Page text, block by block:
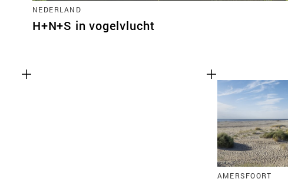
NEDERLAND
H+N+S in vogelvlucht
AMERSFOORT